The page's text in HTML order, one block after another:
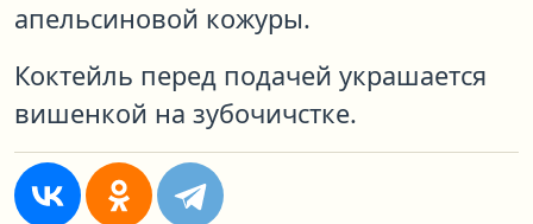
апельсиновой кожуры.
Коктейль перед подачей украшается
вишенкой на зубочичстке.